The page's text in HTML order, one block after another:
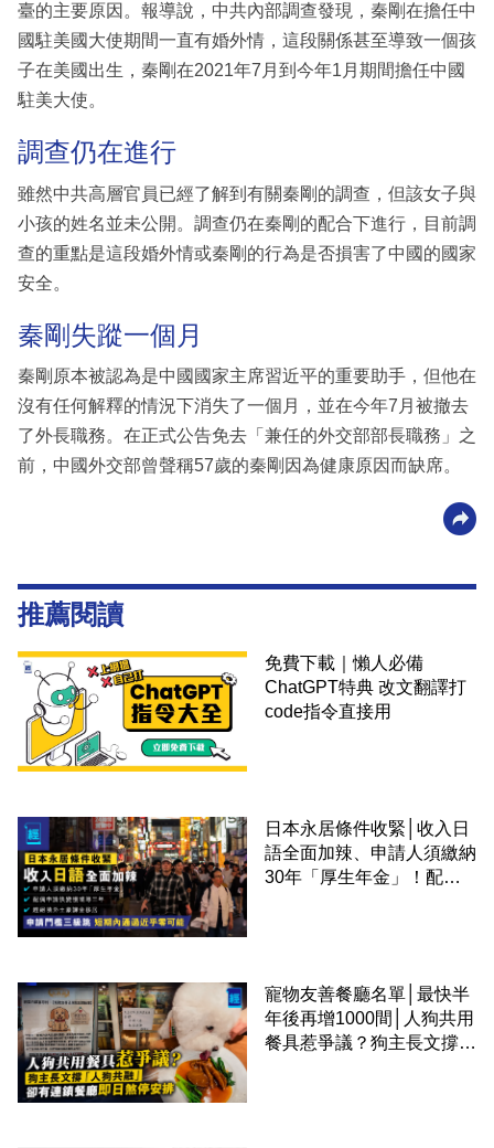
臺的主要原因。報導說，中共內部調查發現，秦剛在擔任中
國駐美國大使期間一直有婚外情，這段關係甚至導致一個孩
子在美國出生，秦剛在2021年7月到今年1月期間擔任中國
駐美大使。
調查仍在進行
雖然中共高層官員已經了解到有關秦剛的調查，但該女子與
小孩的姓名並未公開。調查仍在秦剛的配合下進行，目前調
查的重點是這段婚外情或秦剛的行為是否損害了中國的國家
安全。
秦剛失蹤一個月
秦剛原本被認為是中國國家主席習近平的重要助手，但他在
沒有任何解釋的情況下消失了一個月，並在今年7月被撤去
了外長職務。在正式公告免去「兼任的外交部部長職務」之
前，中國外交部曾聲稱57歲的秦剛因為健康原因而缺席。
推薦閱讀
免費下載｜懶人必備
ChatGPT特典 改文翻譯打
code指令直接用
日本永居條件收緊│收入日
語全面加辣、申請人須繳納
30年「厚生年金」！配偶
寵物友善餐廳名單│最快半
年後再增1000間│人狗共用
餐具惹爭議？狗主長文撐